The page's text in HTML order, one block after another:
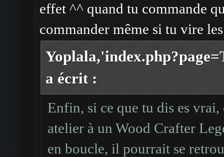
effet ^^ quand tu commande
commander même si tu vire
a écrit :
Enfin, si ce que tu dis es
atelier à un Wood Crafter
en boucle, il pourrait se